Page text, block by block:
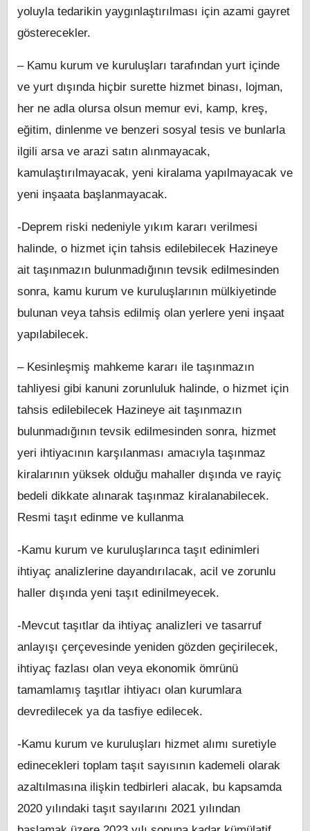
yoluyla tedarikin yaygınlaştırılması için azami gayret
gösterecekler.
– Kamu kurum ve kuruluşları tarafından yurt içinde
ve yurt dışında hiçbir surette hizmet binası, lojman,
her ne adla olursa olsun memur evi, kamp, kreş,
eğitim, dinlenme ve benzeri sosyal tesis ve bunlarla
ilgili arsa ve arazi satın alınmayacak,
kamulaştırılmayacak, yeni kiralama yapılmayacak ve
yeni inşaata başlanmayacak.
-Deprem riski nedeniyle yıkım kararı verilmesi
halinde, o hizmet için tahsis edilebilecek Hazineye
ait taşınmazın bulunmadığının tevsik edilmesinden
sonra, kamu kurum ve kuruluşlarının mülkiyetinde
bulunan veya tahsis edilmiş olan yerlere yeni inşaat
yapılabilecek.
– Kesinleşmiş mahkeme kararı ile taşınmazın
tahliyesi gibi kanuni zorunluluk halinde, o hizmet için
tahsis edilebilecek Hazineye ait taşınmazın
bulunmadığının tevsik edilmesinden sonra, hizmet
yeri ihtiyacının karşılanması amacıyla taşınmaz
kiralarının yüksek olduğu mahaller dışında ve rayiç
bedeli dikkate alınarak taşınmaz kiralanabilecek.
Resmi taşıt edinme ve kullanma
-Kamu kurum ve kuruluşlarınca taşıt edinimleri
ihtiyaç analizlerine dayandırılacak, acil ve zorunlu
haller dışında yeni taşıt edinilmeyecek.
-Mevcut taşıtlar da ihtiyaç analizleri ve tasarruf
anlayışı çerçevesinde yeniden gözden geçirilecek,
ihtiyaç fazlası olan veya ekonomik ömrünü
tamamlamış taşıtlar ihtiyacı olan kurumlara
devredilecek ya da tasfiye edilecek.
-Kamu kurum ve kuruluşları hizmet alımı suretiyle
edinecekleri toplam taşıt sayısının kademeli olarak
azaltılmasına ilişkin tedbirleri alacak, bu kapsamda
2020 yılındaki taşıt sayılarını 2021 yılından